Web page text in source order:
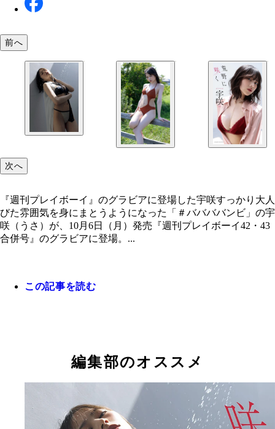
【デジタル限定】宇咲写真集『荒野に咲く』 (C)
宇咲デジタル写真集『荒野に咲く』 撮影／佐
前へ
次へ
『週刊プレイボーイ』のグラビアに登場した宇咲すっかり大人
びた雰囲気を身にまとうようになった「＃ババババンビ」の宇
咲（うさ）が、10月6日（月）発売『週刊プレイボーイ42・43
合併号』のグラビアに登場。...
この記事を読む
編集部のオススメ